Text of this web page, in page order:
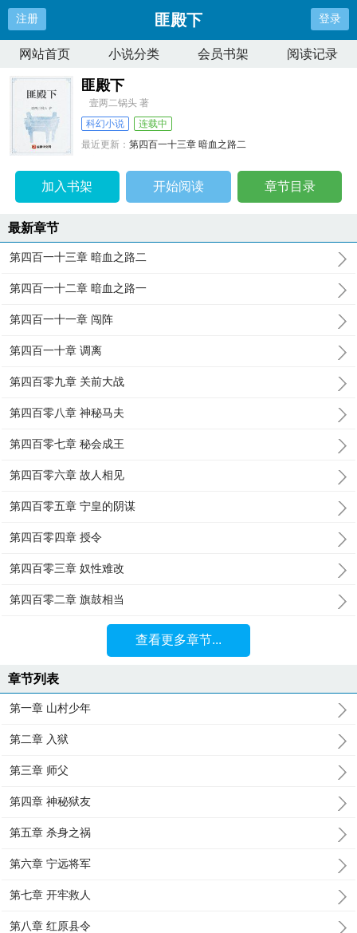
注册 匪殿下 登录
网站首页 小说分类 会员书架 阅读记录
匪殿下
壹两二锅头 著
科幻小说
连载中
最近更新：第四百一十三章 暗血之路二
加入书架 开始阅读 章节目录
最新章节
第四百一十三章 暗血之路二
第四百一十二章 暗血之路一
第四百一十一章 闯阵
第四百一十章 调离
第四百零九章 关前大战
第四百零八章 神秘马夫
第四百零七章 秘会成王
第四百零六章 故人相见
第四百零五章 宁皇的阴谋
第四百零四章 授令
第四百零三章 奴性难改
第四百零二章 旗鼓相当
查看更多章节...
章节列表
第一章 山村少年
第二章 入狱
第三章 师父
第四章 神秘狱友
第五章 杀身之祸
第六章 宁远将军
第七章 开牢救人
第八章 红原县令